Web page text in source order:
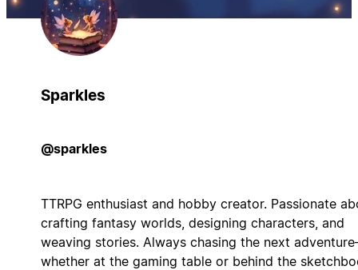
Sparkles
@sparkles
TTRPG enthusiast and hobby creator. Passionate
crafting fantasy worlds, designing characters, and
weaving stories. Always chasing the next
whether at the gaming table or behind the